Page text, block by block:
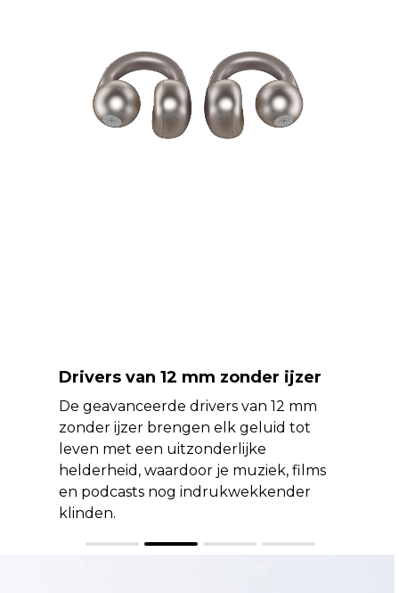
Drivers van 12 mm zonder ijzer
De geavanceerde drivers van 12 mm
zonder ijzer brengen elk geluid tot
leven met een uitzonderlijke
helderheid, waardoor je muziek, films
en podcasts nog indrukwekkender
klinden.